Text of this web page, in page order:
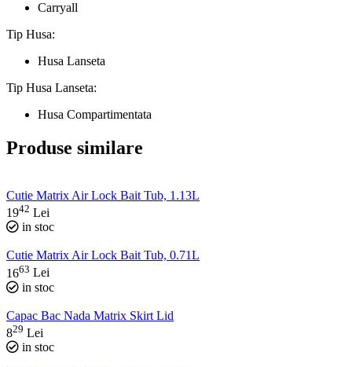
Carryall
Tip Husa:
Husa Lanseta
Tip Husa Lanseta:
Husa Compartimentata
Produse similare
Cutie Matrix Air Lock Bait Tub, 1.13L
1942 Lei
in stoc
Cutie Matrix Air Lock Bait Tub, 0.71L
1663 Lei
in stoc
Capac Bac Nada Matrix Skirt Lid
829 Lei
in stoc